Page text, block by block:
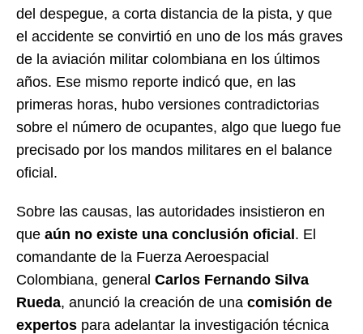
del despegue, a corta distancia de la pista, y que
el accidente se convirtió en uno de los más graves
de la aviación militar colombiana en los últimos
años. Ese mismo reporte indicó que, en las
primeras horas, hubo versiones contradictorias
sobre el número de ocupantes, algo que luego fue
precisado por los mandos militares en el balance
oficial.
Sobre las causas, las autoridades insistieron en
que aún no existe una conclusión oficial. El
comandante de la Fuerza Aeroespacial
Colombiana, general Carlos Fernando Silva
Rueda, anunció la creación de una comisión de
expertos para adelantar la investigación técnica